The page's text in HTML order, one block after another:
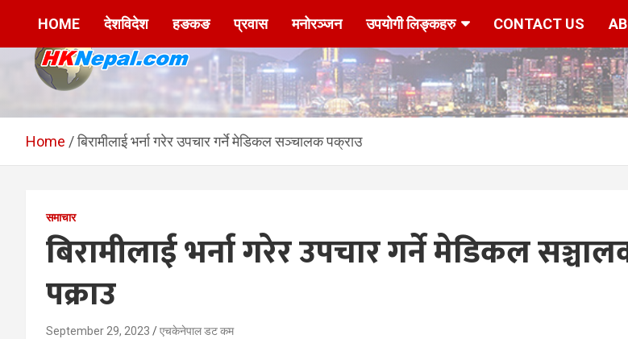
HKNepal.com –
हङकङबाट सञ्चालित पहिलो
hknepal, hknepal.com, hk nepal, hk nepal com
HOME देशविदेश हङकङ प्रवास मनोरञ्जन उपयोगी लिङ्कहरु CONTACT US
Home बिरामीलाई भर्ना गरेर उपचार गर्ने मेडिकल सञ्चालक पक्राउ
समाचार
बिरामीलाई भर्ना गरेर उपचार गर्ने मेडिकल
पक्राउ
September 29, 2023 एचकेनेपाल डट कम